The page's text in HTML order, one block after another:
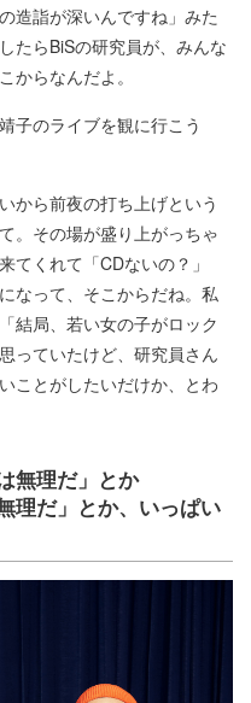
造詣が深いんですね」みた
たらBiSの研究員が、みんな
からなんだよ。
子のライブを観に行こう
から前夜の打ち上げという
。その場が盛り上がっちゃ
てくれて「CDないの？」
なって、そこからだね。私
結局、若い女の子がロック
っていたけど、研究員さん
ことがしたいだけか、とわ
無理だ」とか
理だ」とか、いっぱい